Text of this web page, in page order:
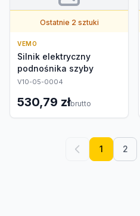
Ostatnie 2 sztuki
VEMO
Silnik elektryczny
podnośnika szyby
V10-05-0004
530,79 złbrutto
1 2